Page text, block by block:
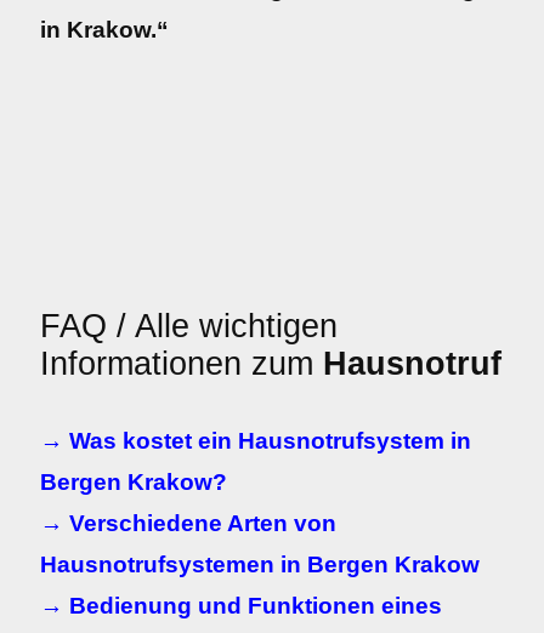
in Krakow.“
FAQ / Alle wichtigen
Informationen zum Hausnotruf
→ Was kostet ein Hausnotrufsystem in
Bergen Krakow?
→ Verschiedene Arten von
Hausnotrufsystemen in Bergen Krakow
→ Bedienung und Funktionen eines